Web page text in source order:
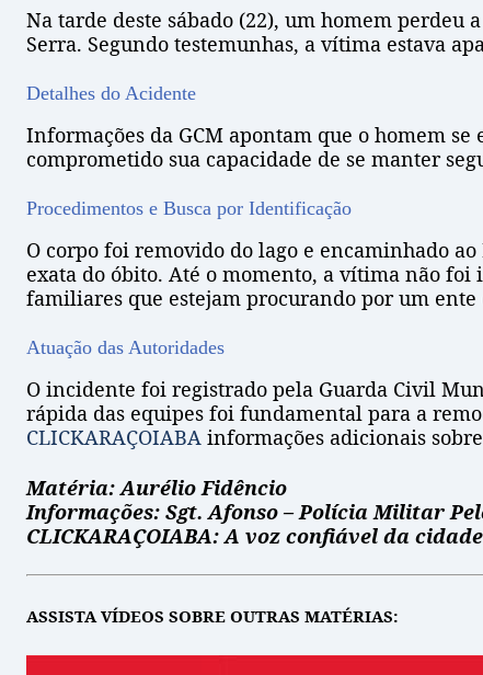
Na tarde deste sábado (22), um homem perdeu
Serra. Segundo testemunhas, a vítima estava
Detalhes do Acidente
Informações da GCM apontam que o homem
comprometido sua capacidade de se manter
Procedimentos e Busca por Identificação
O corpo foi removido do lago e encaminhado
exata do óbito. Até o momento, a vítima não
familiares que estejam procurando por um ente
Atuação das Autoridades
O incidente foi registrado pela Guarda Civil
rápida das equipes foi fundamental para a
CLICKARAÇOIABA informações adicionais
Matéria: Aurélio Fidêncio
Informações: Sgt. Afonso – Polícia Militar
CLICKARAÇOIABA: A voz confiável da cidade
ASSISTA VÍDEOS SOBRE OUTRAS MATÉRIAS: